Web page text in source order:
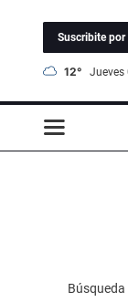
Suscribite
12°
Búsqueda